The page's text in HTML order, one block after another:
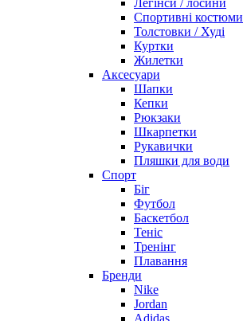
Спортивні костюми
Толстовки / Худі
Куртки
Жилетки
Аксесуари
Шапки
Кепки
Рюкзаки
Шкарпетки
Рукавички
Пляшки для води
Спорт
Біг
Футбол
Баскетбол
Теніс
Тренінг
Плавання
Бренди
Nike
Jordan
Adidas